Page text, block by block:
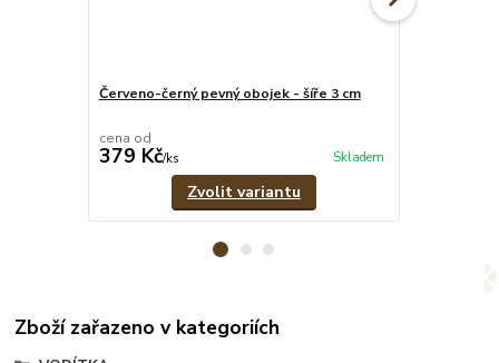
Červeno-černý pevný obojek - šíře 3 cm
cena od
379 Kč/ks Skladem
Zvolit variantu
Zboží zařazeno v kategoriích